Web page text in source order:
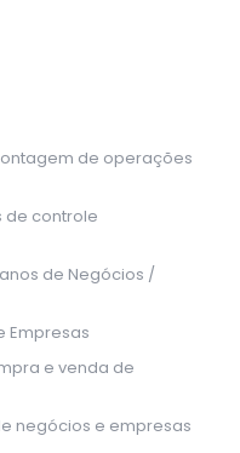
de operações
de controle
de Negócios /
Empresas
e venda de
negócios e empresas